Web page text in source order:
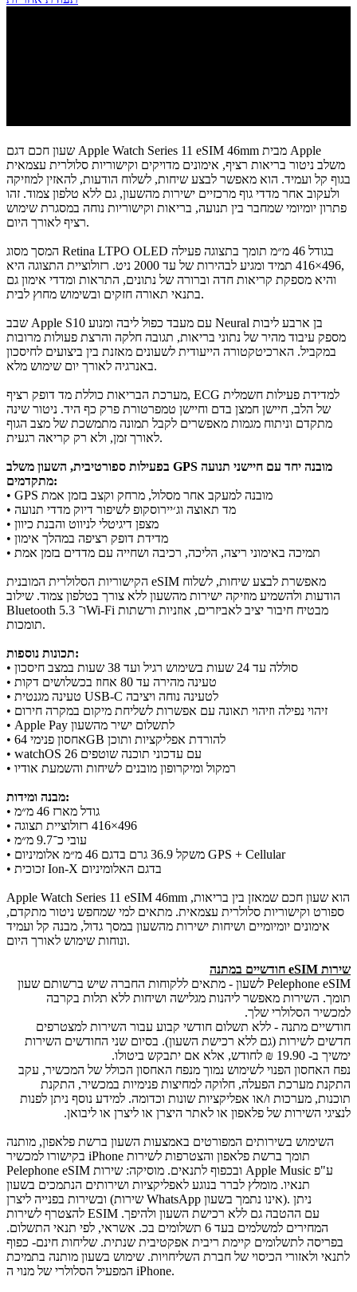
שעון חכם דגם Apple Watch Series 11 eSIM 46mm מבית Apple
משלב ניטור בריאות רציף, אימונים מדויקים וקישוריות סלולרית עצמאית
בגוף קל ועמיד. הוא מאפשר לבצע שיחות, לשלוח הודעות, להאזין למוזיקה
ולעקוב אחר מדדי גוף מרכזיים ישירות מהשעון, גם ללא טלפון צמוד. זהו
פתרון יומיומי שמחבר בין תנועה, בריאות וקישוריות נוחה במסגרת שימוש
רציף לאורך היום.
המסך מסוג Retina LTPO OLED בגודל 46 מ״מ תומך בתצוגה פעילה
תמיד ומגיע לבהירות של עד 2000 ניט. רזולוציית התצוגה היא ‎416×496‎,
והיא מספקת קריאות חדה וברורה של נתונים, התראות ומדדי אימון גם
בתנאי תאורה חזקים ובשימוש מחוץ לבית.
שבב Apple S10 עם מעבד כפול ליבה ומנוע Neural בן ארבע ליבות
מספק עיבוד מהיר של נתוני בריאות, תגובה חלקה והרצת פעולות מרובות
במקביל. הארכיטקטורה הייעודית לשעונים מאזנת בין ביצועים לחיסכון
באנרגיה לאורך יום שימוש מלא.
מערכת הבריאות כוללת מד דופק רציף, ECG למדידת פעילות חשמלית
של הלב, חיישן חמצן בדם וחיישן טמפרטורת פרק כף היד. ניטור שינה
מתקדם וניתוח מגמות מאפשרים לקבל תמונה מתמשכת של מצב הגוף
לאורך זמן, ולא רק קריאה רגעית.
בפעילות ספורטיבית, השעון משלב GPS מובנה יחד עם חיישני תנועה
מתקדמים:
• GPS מובנה למעקב אחר מסלול, מרחק וקצב בזמן אמת
• מד תאוצה וג׳יירוסקופ לשיפור דיוק מדדי תנועה
• מצפן דיגיטלי לניווט והבנת כיוון
• מדידת דופק רציפה במהלך אימון
• תמיכה באימוני ריצה, הליכה, רכיבה ושחייה עם מדדים בזמן אמת
הקישוריות הסלולרית המובנית eSIM מאפשרת לבצע שיחות, לשלוח
הודעות ולהשמיע מוזיקה ישירות מהשעון ללא צורך בטלפון צמוד. שילוב
Bluetooth 5.3 ו־Wi-Fi מבטיח חיבור יציב לאביזרים, אוזניות ורשתות
תומכות.
תכונות נוספות:
• סוללה עד 24 שעות בשימוש רגיל ועד 38 שעות במצב חיסכון
• טעינה מהירה עד 80 אחוז בכשלושים דקות
• טעינה מגנטית USB-C לטעינה נוחה ויציבה
• זיהוי נפילה וזיהוי תאונה עם אפשרות לשליחת מיקום במקרה חירום
• Apple Pay לתשלום ישיר מהשעון
• אחסון פנימי 64GB להורדת אפליקציות ותוכן
• watchOS 26 עם עדכוני תוכנה שוטפים
• רמקול ומיקרופון מובנים לשיחות והשמעת אודיו
מבנה ומידות:
• גודל מארז 46 מ״מ
• רזולוציית תצוגה ‎416×496‎
• עובי כ־9.7 מ״מ
• משקל 36.9 גרם בדגם 46 מ״מ אלומיניום GPS + Cellular
• זכוכית Ion-X בדגם האלומיניום
Apple Watch Series 11 eSIM 46mm הוא שעון חכם שמאזן בין בריאות,
ספורט וקישוריות סלולרית עצמאית. מתאים למי שמחפש ניטור מתקדם,
אימונים יומיומיים ושיחות ישירות מהשעון במסך גדול, מבנה קל ועמיד
ונוחות שימוש לאורך היום.
שירות eSIM חודשיים במתנה
Pelephone eSIM לשעון - מתאים ללקוחות החברה שיש ברשותם שעון
תומך. השירות מאפשר ליהנות מגלישה ושיחות ללא תלות בקרבה
למכשיר הסלולרי שלך.
​חודשיים מתנה - ללא תשלום חודשי קבוע עבור השירות למצטרפים
חדשים לשירות (גם ללא רכישת השעון). בסיום שני החודשים השירות
ימשיך ב- 19.90 ₪ לחודש, אלא אם יתבקש ביטולו.
נפח האחסון הפנוי לשימוש נמוך מנפח האחסון הכולל של המכשיר, עקב
התקנת מערכת הפעלה, חלוקה למחיצות פנימיות במכשיר, התקנת
תוכנות, מערכות ו/או אפליקציות שונות וכדומה. למידע נוסף ניתן לפנות
לנציגי השירות של פלאפון או לאתר היצרן או ליצרן או ליבואן.
השימוש בשירותים המפורטים באמצעות השעון ברשת פלאפון, מותנה
בקישורו למכשיר iPhone תומך ברשת פלאפון והצטרפות לשירות
Pelephone eSIM ובכפוף לתנאים. מוסיקה: שירות Apple Music ע"פ
תנאיו. מומלץ לברר בנוגע לאפליקציות ושירותים הנתמכים בשעון
ובשירות בפנייה ליצרן (שירות WhatsApp אינו נתמך בשעון). ניתן
להצטרף לשירות ESIM עם ההטבה גם ללא רכישת השעון ולהיפך.
המחירים למשלמים בעד 6 תשלומים בכ. אשראי, לפי תנאי התשלום.
בפריסה לתשלומים קיימת ריבית אפקטיבית שנתית. שליחות חינם- כפוף
לתנאי ולאזורי הכיסוי של חברת השליחויות. שימוש בשעון מותנה בתמיכת
המפעיל הסלולרי של מנוי ה iPhone.